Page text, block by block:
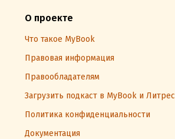
О проекте
Что такое MyBook
Правовая информация
Правообладателям
Загрузить подкаст в MyBook и Литрес
Политика конфиденциальности
Документация